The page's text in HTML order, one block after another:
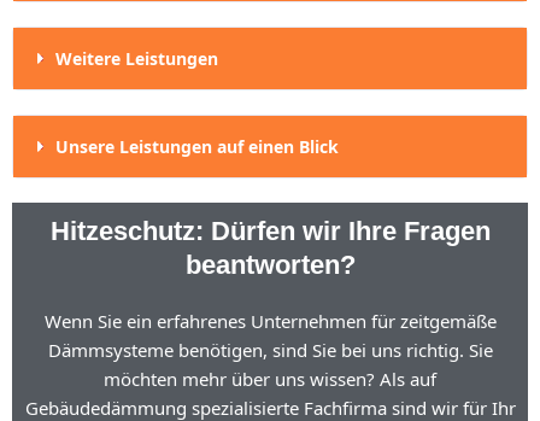
Weitere Leistungen
Unsere Leistungen auf einen Blick
Hitzeschutz: Dürfen wir Ihre Fragen
beantworten?
Wenn Sie ein erfahrenes Unternehmen für zeitgemäße
Dämmsysteme benötigen, sind Sie bei uns richtig. Sie
möchten mehr über uns wissen? Als auf
Gebäudedämmung spezialisierte Fachfirma sind wir für Ihr